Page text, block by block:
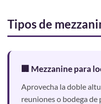
Tipos de
🏢 Mezzanine para
Aprovecha la doble
reuniones o bodega de